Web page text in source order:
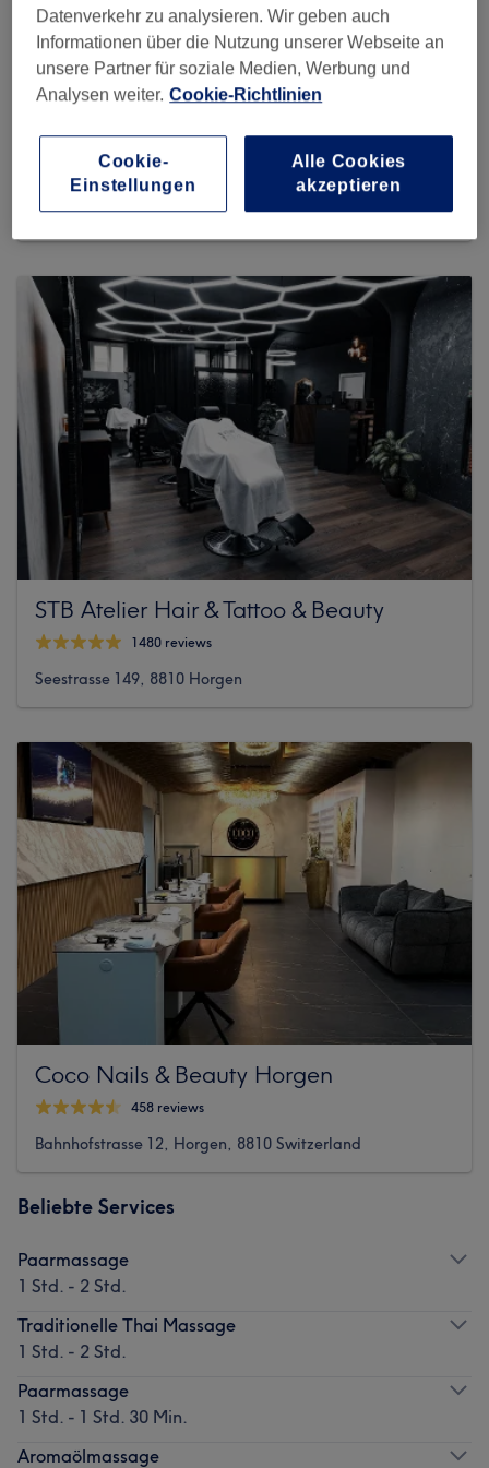
STB Beauty Atelier
6 reviews
Seestrasse 149, 8810 Horgen
STB Atelier Hair & Tattoo & Beauty
1480 reviews
Seestrasse 149, 8810 Horgen
Coco Nails & Beauty Horgen
458 reviews
Bahnhofstrasse 12, Horgen, 8810 Switzerland
Beliebte Services
Paarmassage
1 Std. - 2 Std.
Traditionelle Thai Massage
1 Std. - 2 Std.
Paarmassage
1 Std. - 1 Std. 30 Min.
Aromaölmassage
Datenverkehr zu analysieren. Wir geben auch
Informationen über die Nutzung unserer Webseite an
unsere Partner für soziale Medien, Werbung und
Analysen weiter. Cookie-Richtlinien
Alle Cookies
akzeptieren
Cookie-
Einstellungen